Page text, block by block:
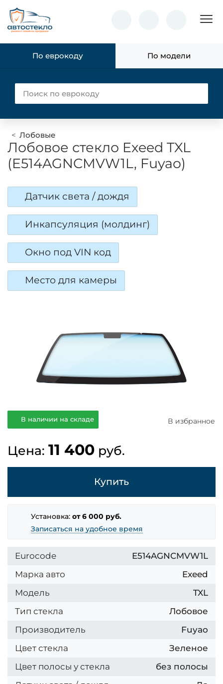
По еврокоду По модели
Лобовые
Лобовое стекло Exeed TXL
(E514AGNCMVW1L, Fuyao)
Датчик света / дождя
Инкапсуляция (молдинг)
Окно под VIN код
Место для камеры
В наличии на складе В избранное
Цена: 11 400 руб.
Купить
Установка:от 6 000 руб.
Записаться на удобное время
Eurocode
E514AGNCMVW1L
Марка авто
Exeed
Модель
TXL
Тип стекла
Лобовое
Производитель
Fuyao
Цвет стекла
Зеленое
Цвет полосы у стекла
без полосы